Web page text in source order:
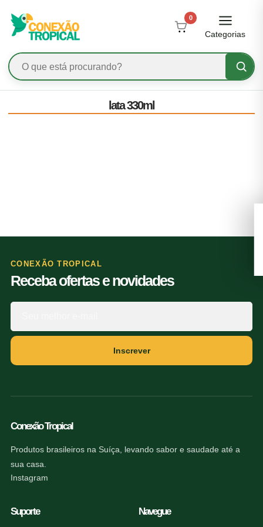
0
Categorias
lata 330ml
CONEXÃO TROPICAL
Receba ofertas e novidades
Inscrever
Conexão Tropical
Produtos brasileiros na Suíça, levando sabor e saudade até a
sua casa.
Instagram
Suporte Navegue